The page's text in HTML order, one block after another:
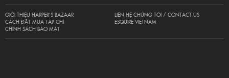
GIỚI THIỆU HARPER’S BAZAAR
CÁCH ĐẶT MUA TẠP CHÍ
CHÍNH SÁCH BẢO MẬT
LIÊN HỆ CHÚNG TÔI / CONTACT US
ESQUIRE VIETNAM